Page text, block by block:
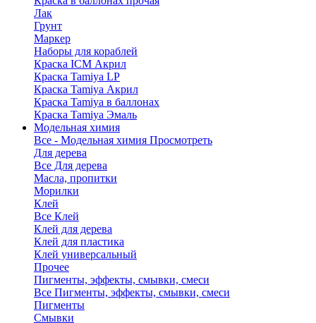
Лак
Грунт
Маркер
Наборы для кораблей
Краска ICM Акрил
Краска Tamiya LP
Краска Tamiya Акрил
Краска Tamiya в баллонах
Краска Tamiya Эмаль
Модельная химия
Все - Модельная химия Просмотреть
Для дерева
Все Для дерева
Масла, пропитки
Морилки
Клей
Все Клей
Клей для дерева
Клей для пластика
Клей универсальный
Прочее
Пигменты, эффекты, смывки, смеси
Все Пигменты, эффекты, смывки, смеси
Пигменты
Смывки